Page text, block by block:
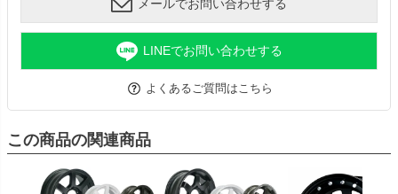
メールでお問い合わせする
LINEでお問い合わせする
よくあるご質問はこちら
この商品の関連商品